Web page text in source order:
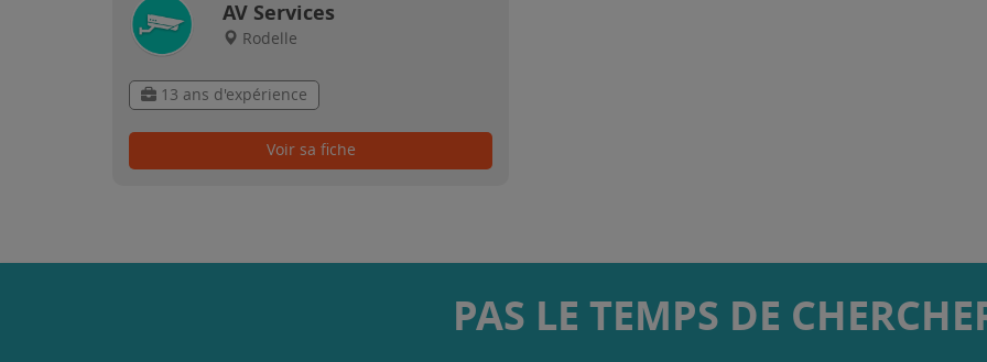
AV Services
Rodelle
13 ans d'expérience
Voir sa fiche
PAS LE TEMPS DE